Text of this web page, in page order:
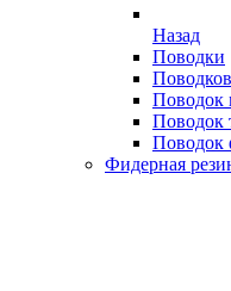
Назад
Поводки
Поводок
Поводок
Поводок
Фидерная